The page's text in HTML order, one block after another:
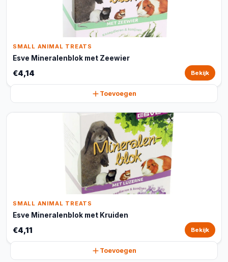
SMALL ANIMAL TREATS
Esve Mineralenblok met Zeewier
€4,14 Bekijk
Toevoegen
SMALL ANIMAL TREATS
Esve Mineralenblok met Kruiden
€4,11 Bekijk
Toevoegen